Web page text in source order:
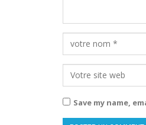
Save my name,